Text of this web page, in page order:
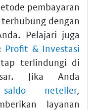
pembayaran
terhubung dengan
Pelajari juga
Profit & Investasi
terlindungi di
Jika Anda
neteller,
layanan